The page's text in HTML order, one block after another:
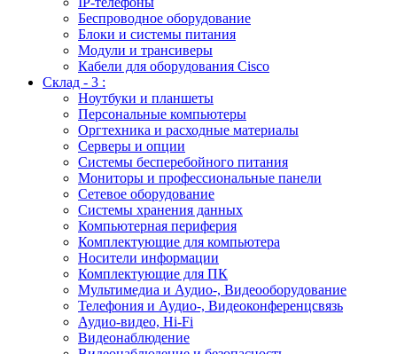
Беспроводное оборудование
Блоки и системы питания
Модули и трансиверы
Кабели для оборудования Cisco
Склад - 3 :
Ноутбуки и планшеты
Персональные компьютеры
Оргтехника и расходные материалы
Серверы и опции
Системы бесперебойного питания
Мониторы и профессиональные панели
Сетевое оборудование
Системы хранения данных
Компьютерная периферия
Комплектующие для компьютера
Носители информации
Комплектующие для ПК
Мультимедиа и Аудио-, Видеооборудование
Телефония и Аудио-, Видеоконференцсвязь
Аудио-видео, Hi-Fi
Видеонаблюдение